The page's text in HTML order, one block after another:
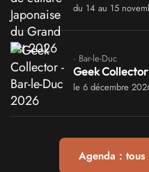
du 14 au 15
· Bar-le-Duc
Geek
le 6 décembre
Agenda : tous